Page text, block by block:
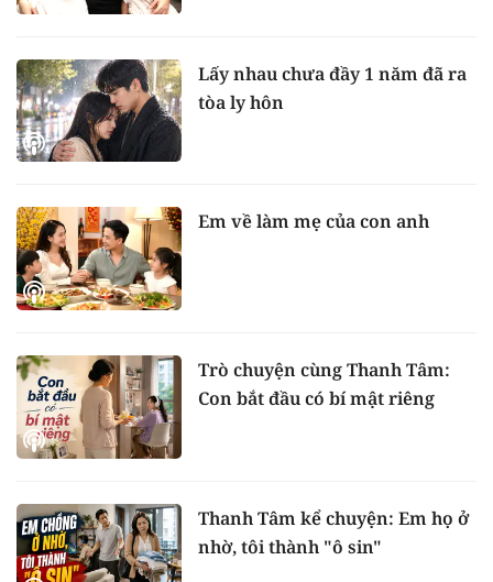
Lấy nhau chưa đầy 1 năm đã ra
tòa ly hôn
Em về làm mẹ của con anh
Trò chuyện cùng Thanh Tâm:
Con bắt đầu có bí mật riêng
Thanh Tâm kể chuyện: Em họ ở
nhờ, tôi thành "ô sin"